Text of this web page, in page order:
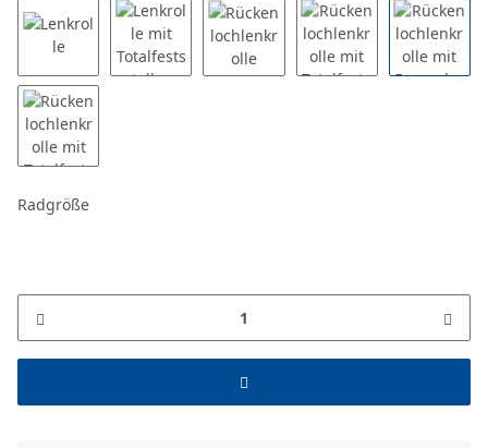
Radgröße